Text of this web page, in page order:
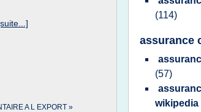
A L EXPORT »
(114)
assurance
(57)
wikipedia